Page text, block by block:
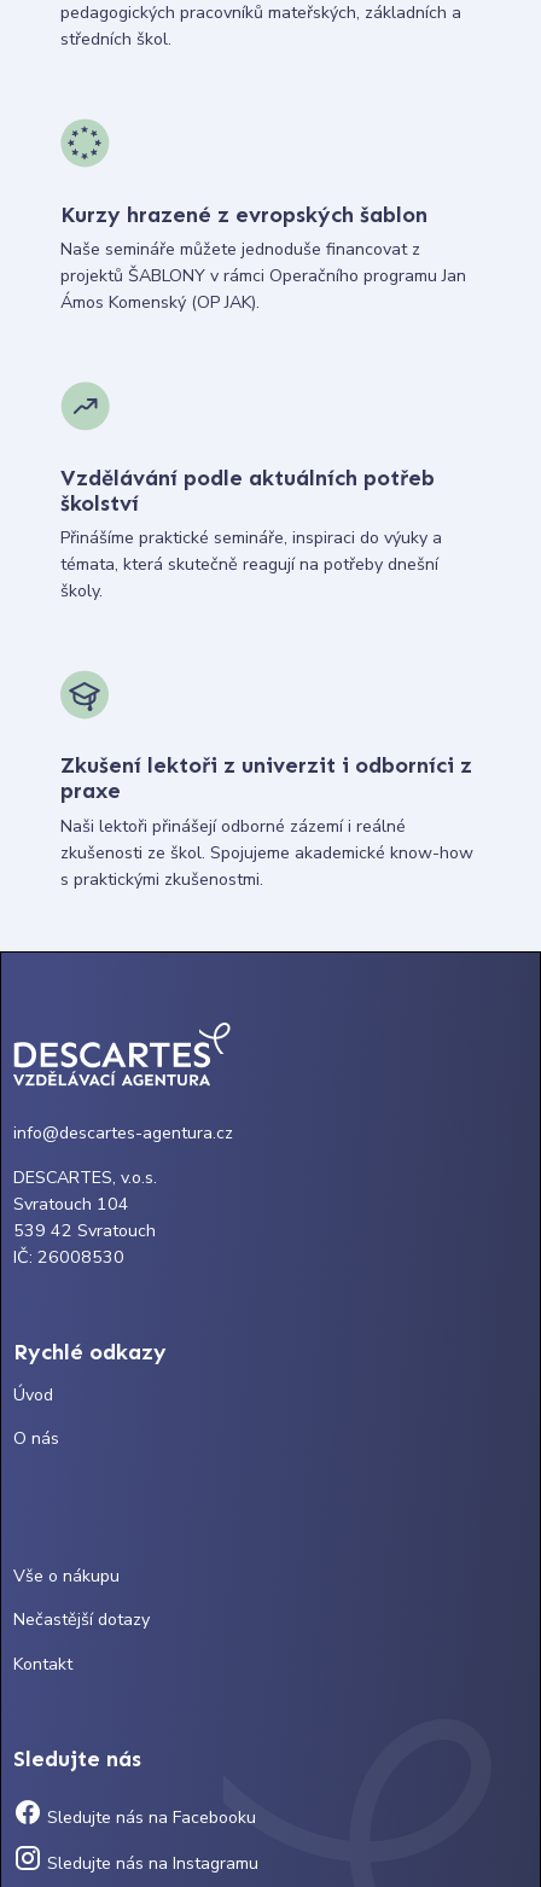
pedagogických pracovníků mateřských, základních a
středních škol.
Kurzy hrazené z evropských šablon
Naše semináře můžete jednoduše financovat z
projektů ŠABLONY v rámci Operačního programu Jan
Ámos Komenský (OP JAK).
Vzdělávání podle aktuálních potřeb
školství
Přinášíme praktické semináře, inspiraci do výuky a
témata, která skutečně reagují na potřeby dnešní
školy.
Zkušení lektoři z univerzit i odborníci z
praxe
Naši lektoři přinášejí odborné zázemí i reálné
zkušenosti ze škol. Spojujeme akademické know-how
s praktickými zkušenostmi.
info@descartes-agentura.cz
DESCARTES, v.o.s.
Svratouch 104
539 42 Svratouch
IČ: 26008530
Rychlé odkazy
Úvod
O nás
Vše o nákupu
Nečastější dotazy
Kontakt
Sledujte nás
Sledujte nás na Facebooku
Sledujte nás na Instagramu